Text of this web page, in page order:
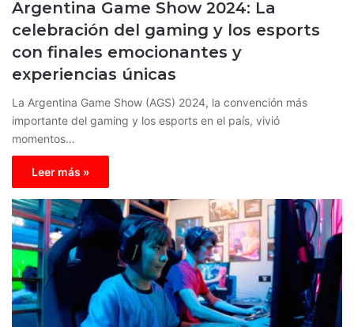
Argentina Game Show 2024: La
celebración del gaming y los esports
con finales emocionantes y
experiencias únicas
La Argentina Game Show (AGS) 2024, la convención más
importante del gaming y los esports en el país, vivió
momentos…
Leer más »